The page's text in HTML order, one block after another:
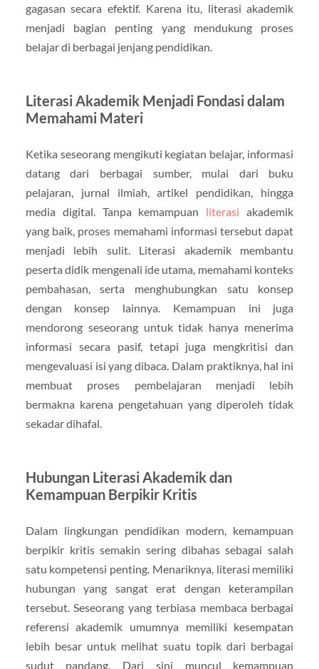
gagasan secara efektif. Karena itu, literasi akademik
menjadi bagian penting yang mendukung proses
belajar di berbagai jenjang pendidikan.
Literasi Akademik Menjadi Fondasi dalam
Memahami Materi
Ketika seseorang mengikuti kegiatan belajar, informasi
datang dari berbagai sumber, mulai dari buku
pelajaran, jurnal ilmiah, artikel pendidikan, hingga
media digital. Tanpa kemampuan literasi akademik
yang baik, proses memahami informasi tersebut dapat
menjadi lebih sulit. Literasi akademik membantu
peserta didik mengenali ide utama, memahami konteks
pembahasan, serta menghubungkan satu konsep
dengan konsep lainnya. Kemampuan ini juga
mendorong seseorang untuk tidak hanya menerima
informasi secara pasif, tetapi juga mengkritisi dan
mengevaluasi isi yang dibaca. Dalam praktiknya, hal ini
membuat proses pembelajaran menjadi lebih
bermakna karena pengetahuan yang diperoleh tidak
sekadar dihafal.
Hubungan Literasi Akademik dan
Kemampuan Berpikir Kritis
Dalam lingkungan pendidikan modern, kemampuan
berpikir kritis semakin sering dibahas sebagai salah
satu kompetensi penting. Menariknya, literasi memiliki
hubungan yang sangat erat dengan keterampilan
tersebut. Seseorang yang terbiasa membaca berbagai
referensi akademik umumnya memiliki kesempatan
lebih besar untuk melihat suatu topik dari berbagai
sudut pandang. Dari sini muncul kemampuan